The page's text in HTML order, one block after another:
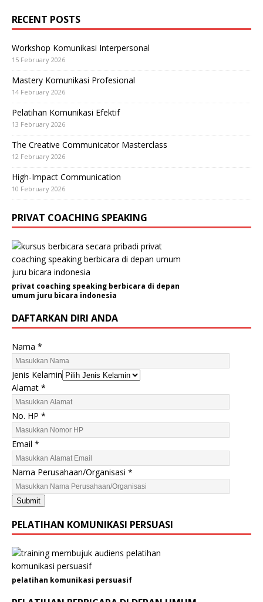
RECENT POSTS
Workshop Komunikasi Interpersonal
15 February 2026
Mastery Komunikasi Profesional
14 February 2026
Pelatihan Komunikasi Efektif
13 February 2026
The Creative Communicator Masterclass
12 February 2026
High-Impact Communication
10 February 2026
PRIVAT COACHING SPEAKING
privat coaching speaking berbicara di depan
umum juru bicara indonesia
DAFTARKAN DIRI ANDA
Nama *
Jenis Kelamin
Alamat *
No. HP *
P
e
r
u
s
a
h
a
a
n
/
O
r
Email *
Nama Perusahaan/Organisasi *
Submit
PELATIHAN KOMUNIKASI PERSUASI
pelatihan komunikasi persuasif